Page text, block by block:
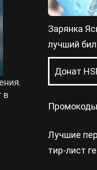
в
Зарянка
лучший
Донат
Промокоды
Лучшие
тир-лист